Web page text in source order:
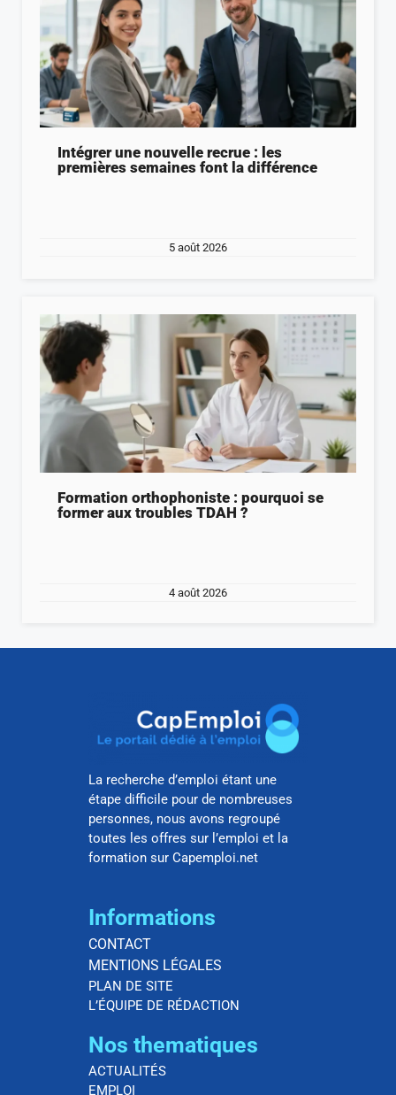
Intégrer une nouvelle recrue : les
premières semaines font la différence
5 août 2026
Formation orthophoniste : pourquoi se
former aux troubles TDAH ?
4 août 2026
La recherche d’emploi étant une
étape difficile pour de nombreuses
personnes, nous avons regroupé
toutes les offres sur l’emploi et la
formation sur Capemploi.net
Informations
CONTACT
MENTIONS LÉGALES
PLAN DE SITE
L’ÉQUIPE DE RÉDACTION
Nos thematiques
ACTUALITÉS
EMPLOI